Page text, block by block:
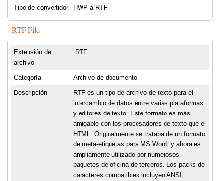
Tipo de convertidor HWP a RTF
RTF File
Extensión de
archivo
.RTF
Categoría Archivo de documento
Descripción
RTF es un tipo de archivo de texto para el
intercambio de datos entre varias plataformas
y editores de texto. Este formato es más
amigable con los procesadores de texto que el
HTML. Originalmente se trataba de un formato
de meta-etiquetas para MS Word, y ahora es
ampliamente utilizado por numerosos
paquetes de oficina de terceros. Los packs de
caracteres compatibles incluyen ANSI,